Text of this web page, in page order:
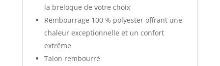
la breloque de votre choix
Rembourrage 100 % polyester offrant une
chaleur exceptionnelle et un confort
extrême
Talon rembourré